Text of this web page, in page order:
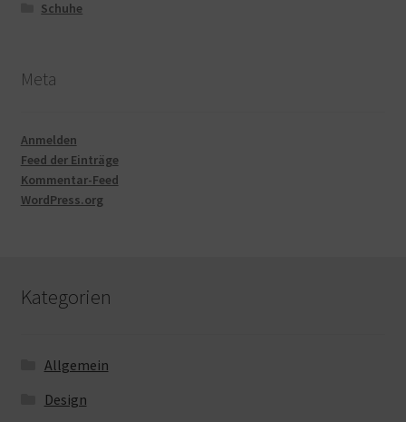
Schuhe
Meta
Anmelden
Feed der Einträge
Kommentar-Feed
WordPress.org
Kategorien
Allgemein
Design